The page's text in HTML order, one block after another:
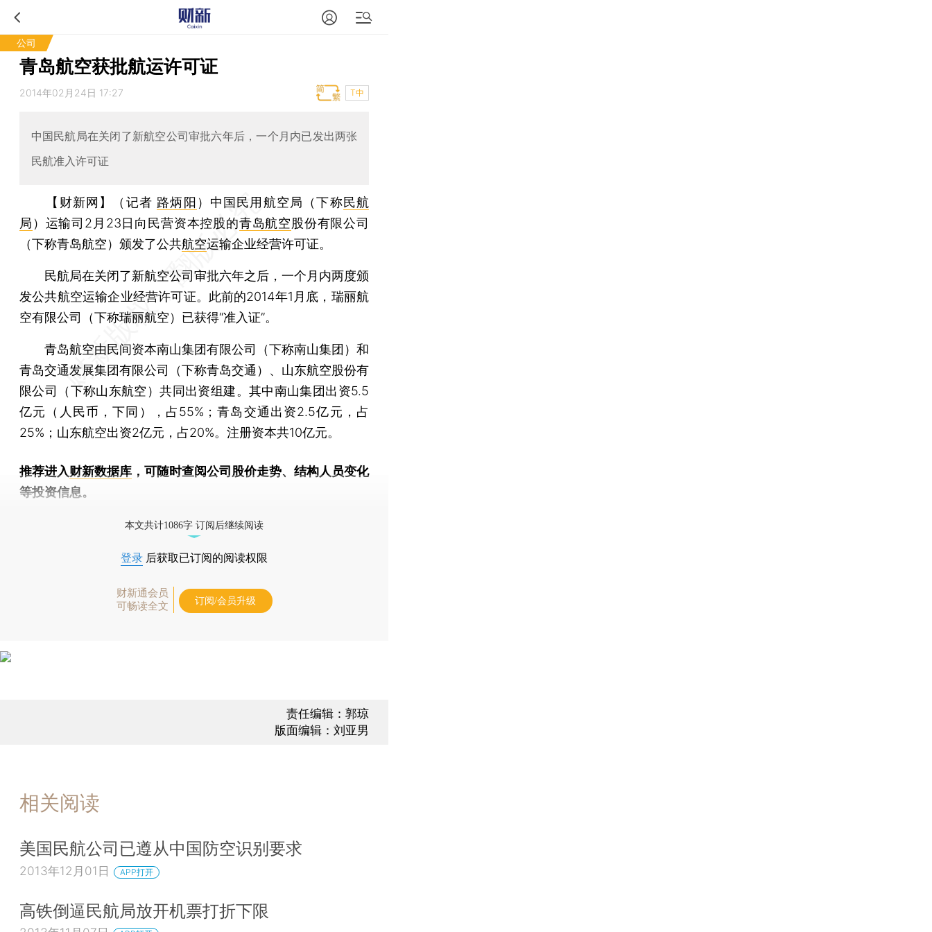
公司
青岛航空获批航运许可证
2014年02月24日 17:27 T中
中国民航局在关闭了新航空公司审批六年后，一个月内已发出两张
民航准入许可证
【财新网】（记者 路炳阳 ） 中国民用航空局（下称民航
局 ）运输司2月23日向民营资本控股的青岛航空股份有限公司
（下称青岛航空）颁发了公共航空运输企业经营许可证。
民航局在关闭了新航空公司审批六年之后，一个月内两度颁
发公共航空运输企业经营许可证。此前的2014年1月底，瑞丽航
空有限公司（下称瑞丽航空）已获得“准入证”。
青岛航空由民间资本南山集团有限公司（下称南山集团）和
青岛交通发展集团有限公司（下称青岛交通）、山东航空股份有
限公司（下称山东航空）共同出资组建。其中南山集团出资5.5
亿元（人民币，下同），占55%；青岛交通出资2.5亿元，占
25%；山东航空出资2亿元，占20%。注册资本共10亿元。
推荐进入财新数据库 ，可随时查阅公司股价走势、结构人员变化
等投资信息。
本文共计1086字 订阅后继续阅读
登录 后获取已订阅的阅读权限
财新通会员
可畅读全文
订阅/会员升级
责任编辑：郭琼
版面编辑：刘亚男
相关阅读
美国民航公司已遵从中国防空识别要求
2013年12月01日 APP打开
高铁倒逼民航局放开机票打折下限